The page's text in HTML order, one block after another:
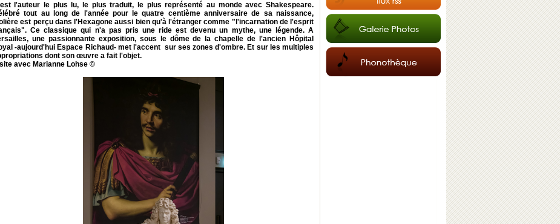
est l'auteur le plus lu, le plus traduit, le plus représenté au monde avec Shakespeare.
tout au long de l'année pour le quatre centième anniversaire de sa naissance,
est perçu dans l'Hexagone aussi bien qu'à l'étranger comme "l'incarnation de l'esprit
Ce classique qui n'a pas pris une ride est devenu un mythe, une légende. A
une passionnante exposition, sous le dôme de la chapelle de l'ancien Hôpital
-aujourd'hui Espace Richaud- met l'accent sur ses zones d'ombre. Et sur les multiples
dont son œuvre a fait l'objet.
avec Marianne Lohse ©